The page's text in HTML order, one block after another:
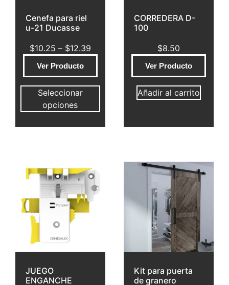
Cenefa para riel
u-21 Ducasse
$10.25 – $12.39
Ver Producto
Seleccionar
opciones
CORREDERA D-
100
$8.50
Ver Producto
Añadir al carrito
JUEGO
ENGANCHE
Kit para puerta
de granero